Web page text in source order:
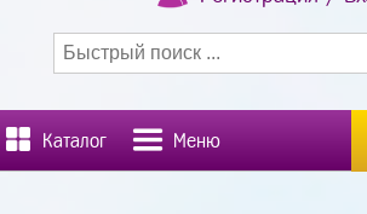
Каталог Меню